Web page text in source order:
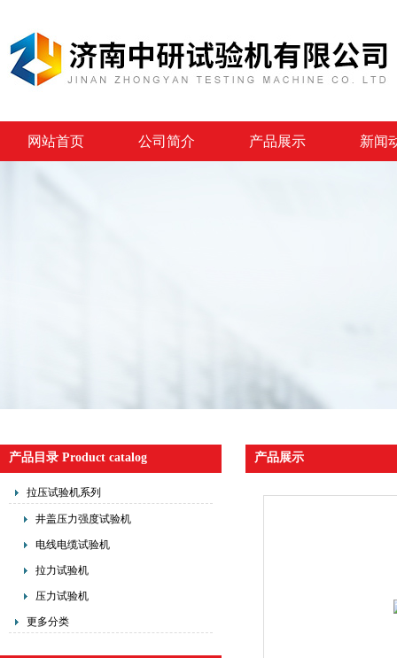
网站首页 公司简介 产品展示 新闻
产品目录 Product catalog
拉压试验机系列
井盖压力强度试验机
电线电缆试验机
拉力试验机
压力试验机
更多分类
产品展示